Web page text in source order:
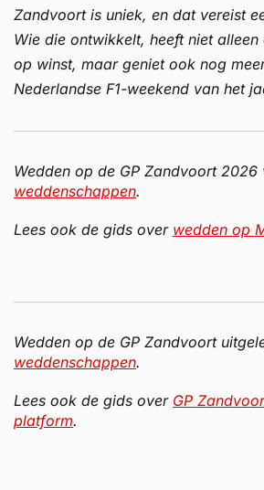
Zandvoort is uniek, en dat vereist
Wie die ontwikkelt, heeft niet alleen
op winst, maar geniet ook nog
Nederlandse F1-weekend van het
Wedden op de GP Zandvoort 2026
weddenschappen.
Lees ook de gids over wedden op
Wedden op de GP Zandvoort
weddenschappen.
Lees ook de gids over GP
platform.